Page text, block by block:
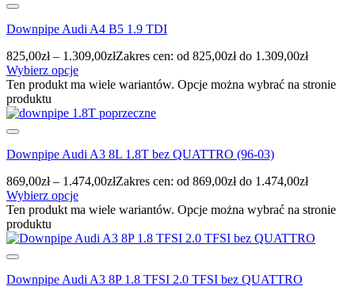
Downpipe Audi A4 B5 1.9 TDI
825,00zł – 1.309,00złZakres cen: od 825,00zł do 1.309,00zł
Wybierz opcje
Ten produkt ma wiele wariantów. Opcje można wybrać na stronie
produktu
Downpipe Audi A3 8L 1.8T bez QUATTRO (96-03)
869,00zł – 1.474,00złZakres cen: od 869,00zł do 1.474,00zł
Wybierz opcje
Ten produkt ma wiele wariantów. Opcje można wybrać na stronie
produktu
Downpipe Audi A3 8P 1.8 TFSI 2.0 TFSI bez QUATTRO